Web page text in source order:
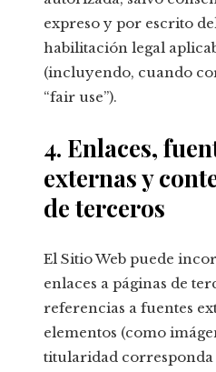
expreso y por escrito
habilitación legal
(incluyendo, cuando
“fair use”).
4. Enlaces,
externas y
de terceros
El Sitio Web puede
enlaces a páginas de
referencias a fuentes
elementos (como
titularidad corresponda